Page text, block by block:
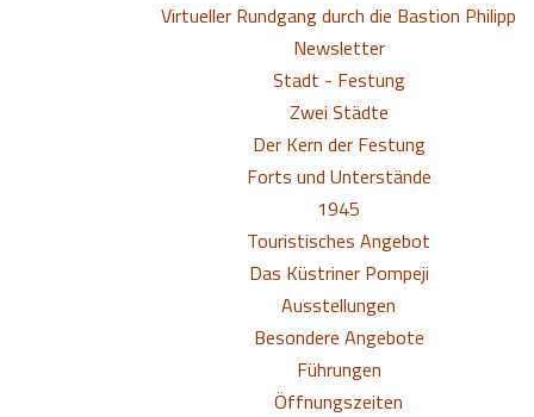
Virtueller Rundgang durch die Bastion Philipp
Newsletter
Stadt - Festung
Zwei Städte
Der Kern der Festung
Forts und Unterstände
1945
Touristisches Angebot
Das Küstriner Pompeji
Ausstellungen
Besondere Angebote
Führungen
Öffnungszeiten